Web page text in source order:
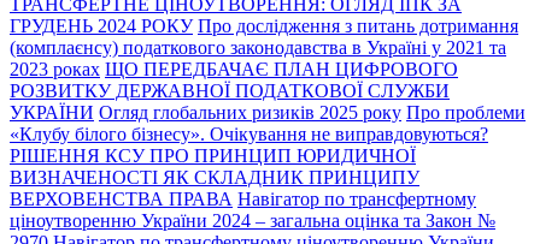
ТРАНСФЕРТНЕ ЦІНОУТВОРЕННЯ: ОГЛЯД ІПК ЗА
ГРУДЕНЬ 2024 РОКУ Про дослідження з питань дотримання
(комплаєнсу) податкового законодавства в Україні у 2021 та
2023 роках ЩО ПЕРЕДБАЧАЄ ПЛАН ЦИФРОВОГО
РОЗВИТКУ ДЕРЖАВНОЇ ПОДАТКОВОЇ СЛУЖБИ
УКРАЇНИ Огляд глобальних ризиків 2025 року Про проблеми
«Клубу білого бізнесу». Очікування не виправдовуються?
РІШЕННЯ КСУ ПРО ПРИНЦИП ЮРИДИЧНОЇ
ВИЗНАЧЕНОСТІ ЯК СКЛАДНИК ПРИНЦИПУ
ВЕРХОВЕНСТВА ПРАВА Навігатор по трансфертному
ціноутворенню України 2024 – загальна оцінка та Закон №